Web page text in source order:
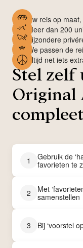
Uw reis op
Meer dan 200
Bijzondere
We passen de
Altijd net iets
Stel zelf
Original
1
Gebruik de
favorieten te
2
Met
samenstellen
3 Bij ‘voorstel